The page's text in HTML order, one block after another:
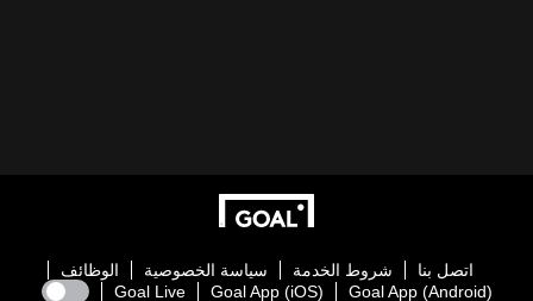
اتصل بنا شروط الخدمة سياسة الخصوصية
الوظائف
Goal App (Android)
Goal App (iOS)
Goal Live